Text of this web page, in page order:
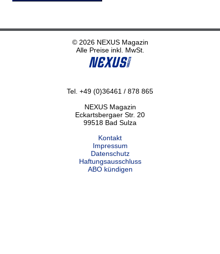
© 2026 NEXUS Magazin
Alle Preise inkl. MwSt.
Tel. +49 (0)36461 / 878 865
NEXUS Magazin
Eckartsbergaer Str. 20
99518 Bad Sulza
Kontakt
Impressum
Datenschutz
Haftungsausschluss
ABO kündigen